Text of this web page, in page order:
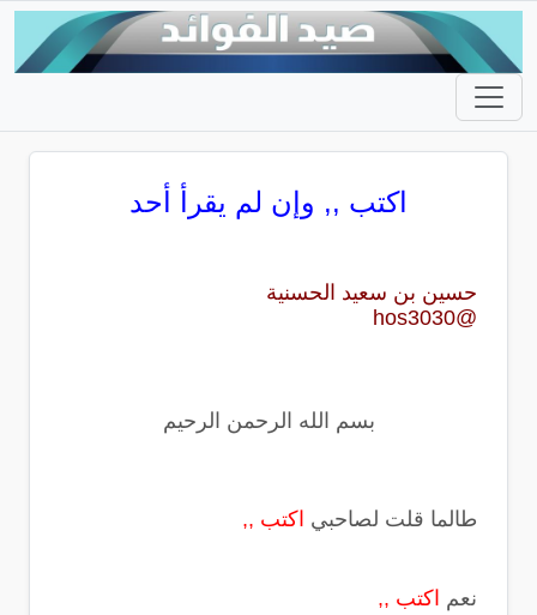
اكتب ,, وإن لم يقرأ أحد
حسين بن سعيد الحسنية
@hos3030
بسم الله الرحمن الرحيم
طالما قلت لصاحبي اكتب ,,
نعم اكتب ,,